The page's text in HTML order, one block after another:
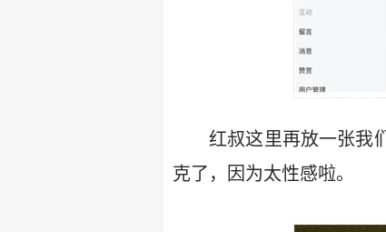
红叔这里再放一张我
克了，因为太性感啦。